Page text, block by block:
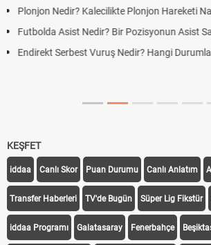
Futbolda Averaj Nedir? Genel Averaj ve
KEŞFET
iddaa Canlı Skor Puan Durumu Canlı Anlatım
Transfer Haberleri TV'de Bugün Süper Lig Fikstür
iddaa Programı Galatasaray Fenerbahçe